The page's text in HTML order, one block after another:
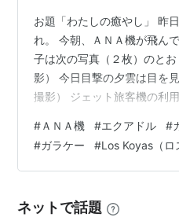
降、国内各社のガラケーが
なった。
NECはすでにスマートフォ
年に携帯事業から完全撤退
ニック・シャープはOSを
端末の生産を継続する。
お題「わたしの癒やし」 昨
れ。 今朝、ＡＮＡ機が飛ん
子は次の写真（２枚）のと
影） 今日目撃の夕雲は目を
撮影） ジェット旅客機の利
る「エクアドル」は現在日
アドルへ行くとしたら、東京
ス又はマイアミ等を経由し
ル」（約２７０万人の人口
#ＡＮＡ機 #エクアドル #
#ガラケー #Los Koyas（ロ
ネットで話題